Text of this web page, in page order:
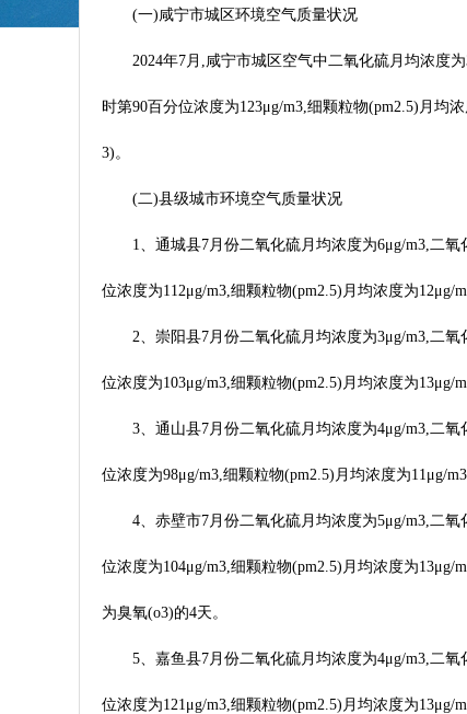
(一)咸宁市城区环境空气质量状况
2024年7月,咸宁市城区空气中二氧化硫月均浓度
时第90百分位浓度为123μg/m3,细颗粒物(pm2.5)月均
3)。
(二)县级城市环境空气质量状况
1、通城县7月份二氧化硫月均浓度为6μg/m3,二
位浓度为112μg/m3,细颗粒物(pm2.5)月均浓度为12μg/
2、崇阳县7月份二氧化硫月均浓度为3μg/m3,二
位浓度为103μg/m3,细颗粒物(pm2.5)月均浓度为
3、通山县7月份二氧化硫月均浓度为4μg/m3,二
位浓度为98μg/m3,细颗粒物(pm2.5)月均浓度为11μg/
4、赤壁市7月份二氧化硫月均浓度为5μg/m3,二
位浓度为104μg/m3,细颗粒物(pm2.5)月均浓度为
为臭氧(o3)的4天。
5、嘉鱼县7月份二氧化硫月均浓度为4μg/m3,二
位浓度为121μg/m3,细颗粒物(pm2.5)月均浓度为13μg/